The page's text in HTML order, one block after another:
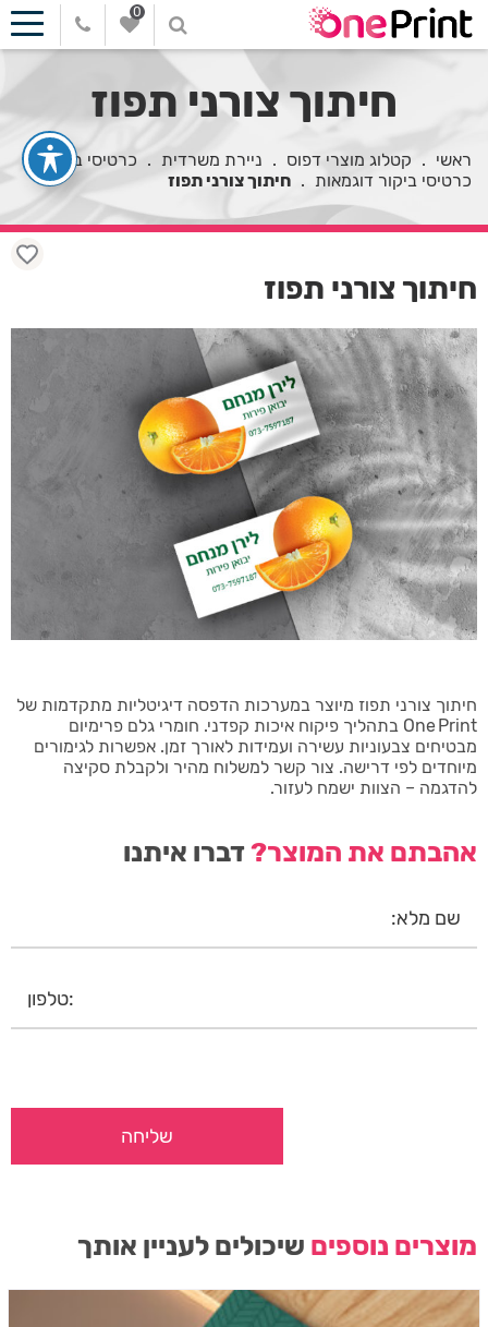
0
חיתוך צורני תפוז
ראשי . קטלוג מוצרי דפוס . ניירת משרדית . כרטיסי ביקור .
כרטיסי ביקור דוגמאות . חיתוך צורני תפוז
חיתוך צורני תפוז מיוצר במערכות הדפסה דיגיטליות מתקדמות של
One Print בתהליך פיקוח איכות קפדני. חומרי גלם פרימיום
מבטיחים צבעוניות עשירה ועמידות לאורך זמן. אפשרות לגימורים
מיוחדים לפי דרישה. צור קשר למשלוח מהיר ולקבלת סקיצה
להדגמה – הצוות ישמח לעזור.
אהבתם את המוצר?דברו איתנו
חיתוך צורני תפוז
מוצרים נוספים שיכולים לעניין אותך